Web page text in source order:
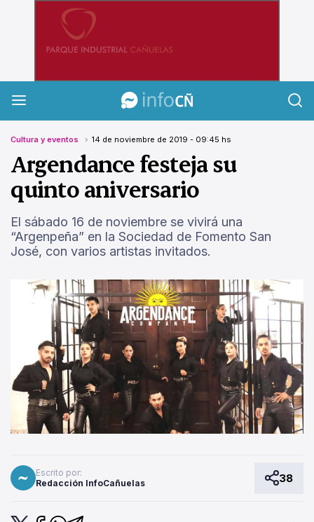
Cultura y eventos 14 de noviembre de 2019 - 09:45 hs
Argendance festeja su
quinto aniversario
El sábado 16 de noviembre se vivirá una
“Argenpeña” en la Sociedad de Fomento San
José, con varios artistas invitados.
Escrito por:
Redacción InfoCañuelas
38